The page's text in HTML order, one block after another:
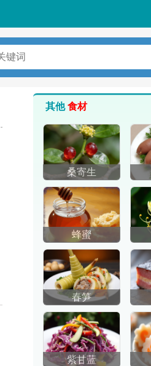
其他食材
桑寄生
蜂蜜
春笋
紫甘蓝